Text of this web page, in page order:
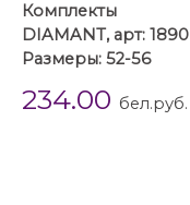
Комплекты
DIAMANT, арт: 1890
Размеры: 52-56
234.00 бел.руб.